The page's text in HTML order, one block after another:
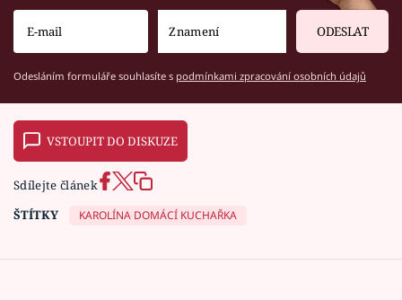
ODESLAT
Odesláním formuláře souhlasíte s podmínkami zpracování osobních údajů
VSTOUPIT DO DISKUZE
Sdílejte článek
ŠTÍTKY
KAROLÍNA DOMÁCÍ KUCHAŘKA